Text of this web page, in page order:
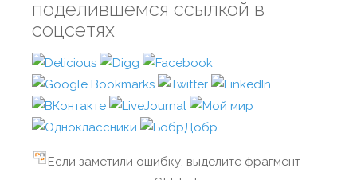
поделившемся ссылкой в
соцсетях
Если заметили ошибку, выделите фрагмент